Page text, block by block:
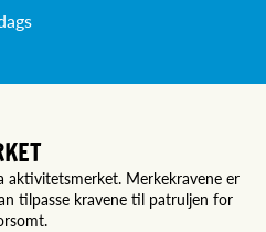
Merkekravene er
tilpasse kravene til patruljen for